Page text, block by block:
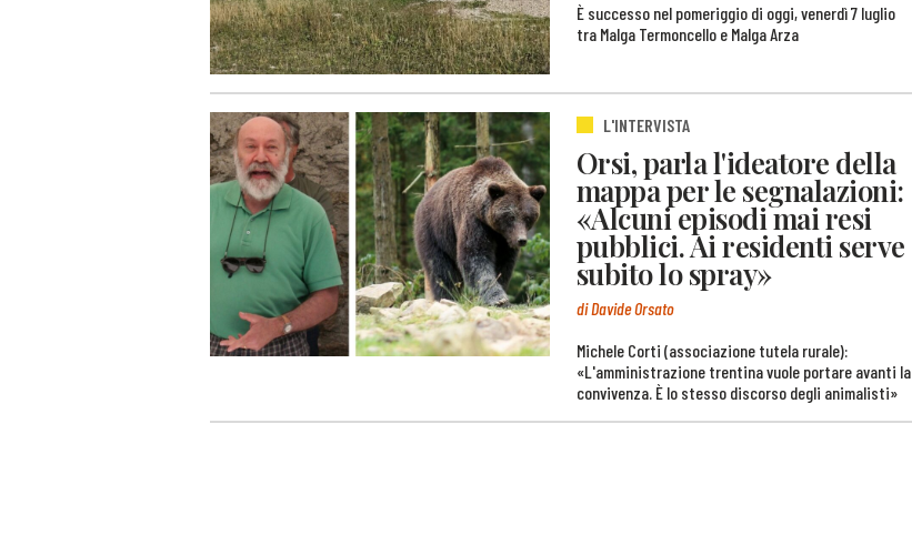
È successo nel pomeriggio di oggi, venerdì 7 luglio
tra Malga Termoncello e Malga Arza
L'INTERVISTA
Orsi, parla l'ideatore della
mappa per le segnalazioni:
«Alcuni episodi mai resi
pubblici. Ai residenti serve
subito lo spray»
di Davide Orsato
Michele Corti (associazione tutela rurale):
«L'amministrazione trentina vuole portare avanti la
convivenza. È lo stesso discorso degli animalisti»